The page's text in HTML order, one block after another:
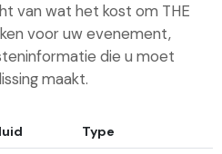
van wat het kost om THE
voor uw evenement,
die u moet
maakt.
Type